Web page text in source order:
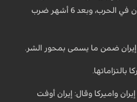
للتوسط من أجل إطلاق سراح هؤلاء الأشخاص، وبعد هذه المفاوضات واطلاق سراح الرهائن لم تف اميركا بتعهدها بدعم ايران في الحرب، وبعد 6 أشهر ضرب
بالتزاماتها.
واميركا وقال: إيران أوفت